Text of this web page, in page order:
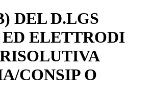
DEL D.LGS
ELETTRODI
CONSIP O